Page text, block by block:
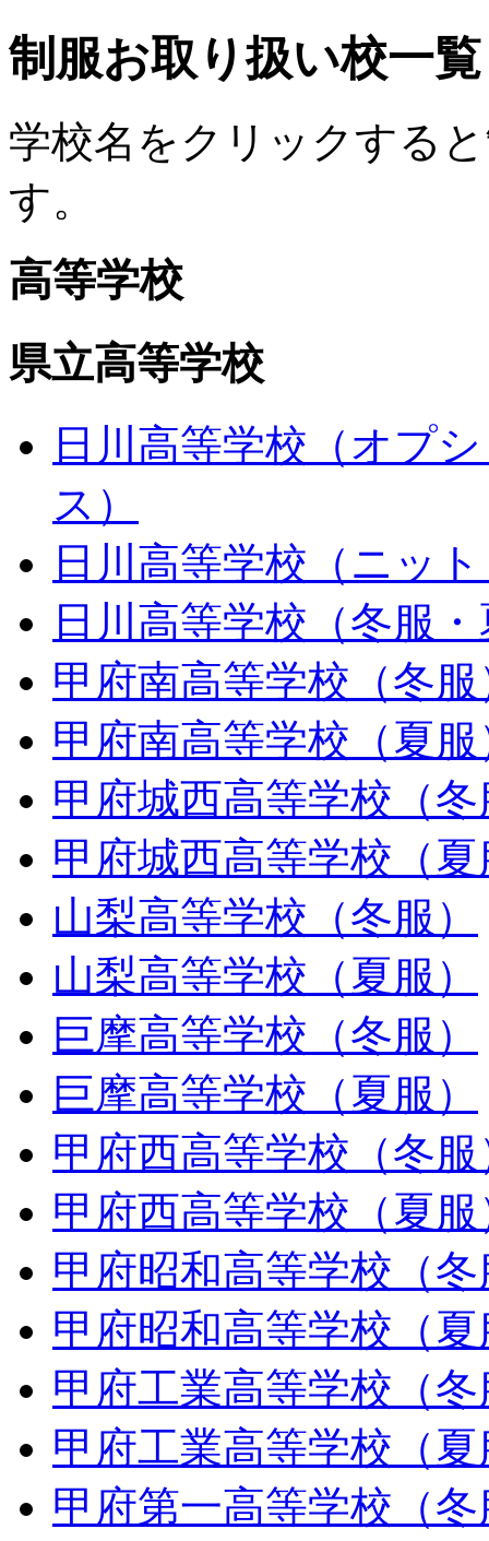
制服お取り扱い校一覧
学校名をクリックする
す。
高等学校
県立高等学校
日川高等学校（オプ
ス）
日川高等学校（ニッ
日川高等学校（冬服
甲府南高等学校（冬服
甲府南高等学校（夏服
甲府城西高等学校（冬
甲府城西高等学校（夏
山梨高等学校（冬服）
山梨高等学校（夏服）
巨摩高等学校（冬服）
巨摩高等学校（夏服）
甲府西高等学校（冬服
甲府西高等学校（夏服
甲府昭和高等学校（冬
甲府昭和高等学校（夏
甲府工業高等学校（冬
甲府工業高等学校（夏
甲府第一高等学校（冬